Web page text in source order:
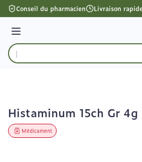
Aller au contenu
Conseil du pharmacien Livraison
Menu
Rechercher
Histaminum 15ch Gr 4g
Médicament